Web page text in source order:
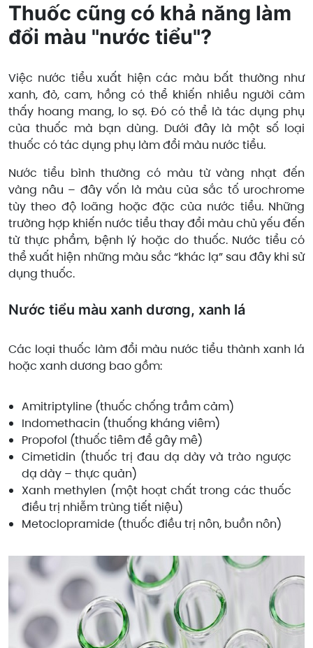
Thuốc cũng có khả năng làm
đổi màu "nước tiểu"?
Việc nước tiểu xuất hiện các màu bất thường như
xanh, đỏ, cam, hồng có thể khiến nhiều người cảm
thấy hoang mang, lo sợ. Đó có thể là tác dụng phụ
của thuốc mà bạn dùng. Dưới đây là một số loại
thuốc có tác dụng phụ làm đổi màu nước tiểu.
Nước tiểu bình thường có màu từ vàng nhạt đến
vàng nâu – đây vốn là màu của sắc tố urochrome
tùy theo độ loãng hoặc đặc của nước tiểu. Những
trường hợp khiến nước tiểu thay đổi màu chủ yếu đến
từ thực phẩm, bệnh lý hoặc do thuốc. Nước tiểu có
thể xuất hiện những màu sắc “khác lạ” sau đây khi sử
dụng thuốc.
Nước tiểu màu xanh dương, xanh lá
Các loại thuốc làm đổi màu nước tiểu thành xanh lá
hoặc xanh dương bao gồm:
Amitriptyline (thuốc chống trầm cảm)
Indomethacin (thuống kháng viêm)
Propofol (thuốc tiêm để gây mê)
Cimetidin (thuốc trị đau dạ dày và trào ngược
dạ dày – thực quản)
Xanh methylen (một hoạt chất trong các thuốc
điều trị nhiễm trùng tiết niệu)
Metoclopramide (thuốc điều trị nôn, buồn nôn)